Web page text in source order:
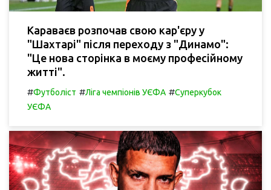
Караваєв розпочав свою кар'єру у
"Шахтарі" після переходу з "Динамо":
"Це нова сторінка в моєму професійному
житті".
#Футболіст #Ліга чемпіонів УЄФА #Суперкубок
УЄФА